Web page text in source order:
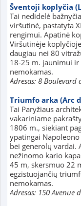
Šventoji koplyčia
Tai nedidelė
viršutinė, pastatyta
rengimui. Apatinė
Viršutinėje
daugiau nei 80
18-25 m. jaunimui
nemokamas.
Adresas: 8 Boulevard
Triumfo arka (Arc
Tai Paryžiaus
vakariniame
1806 m., siekiant
ypatingai
bei generolų vardai.
nežinomo kario
45 m, skersmuo 22
egzistuojančių
nemokamas.
Adresas: 150 Avenue